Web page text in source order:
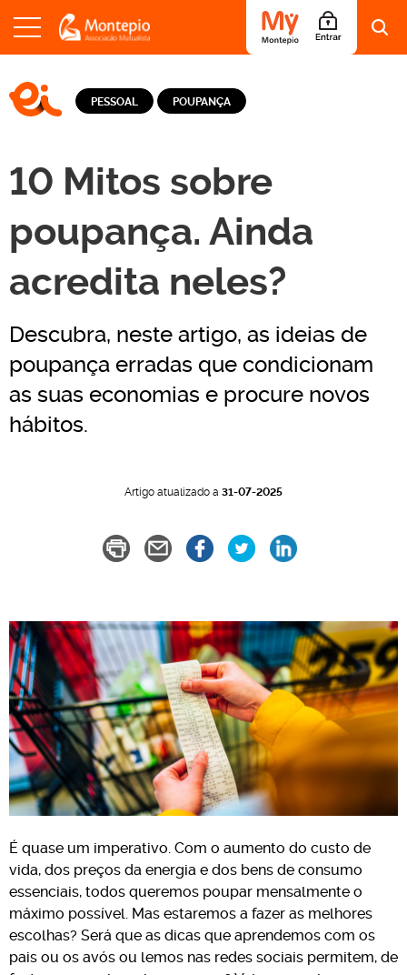
PESSOAL
POUPANÇA
10 Mitos sobre
poupança. Ainda
acredita neles?
Descubra, neste artigo, as ideias de
poupança erradas que condicionam
as suas economias e procure novos
hábitos.
Artigo atualizado a 31-07-2025
É quase um imperativo. Com o aumento do custo de
vida, dos preços da energia e dos bens de consumo
essenciais, todos queremos poupar mensalmente o
máximo possível. Mas estaremos a fazer as melhores
escolhas? Será que as dicas que aprendemos com os
pais ou os avós ou lemos nas redes sociais permitem, de